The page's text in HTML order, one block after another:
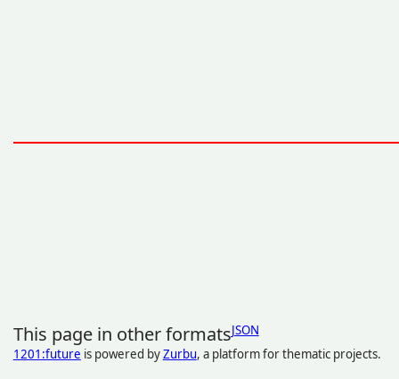
This page in other formatsJSON
1201:future is powered byZurbu, a platform for thematic projects.